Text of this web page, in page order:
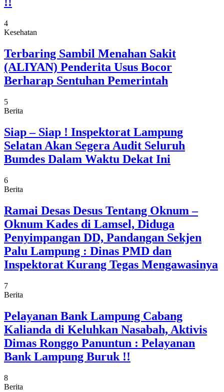
4
Kesehatan
Terbaring Sambil Menahan Sakit
(ALIYAN) Penderita Usus Bocor
Berharap Sentuhan Pemerintah
5
Berita
Siap – Siap ! Inspektorat Lampung
Selatan Akan Segera Audit Seluruh
Bumdes Dalam Waktu Dekat Ini
6
Berita
Ramai Desas Desus Tentang Oknum –
Oknum Kades di Lamsel, Diduga
Penyimpangan DD, Pandangan Sekjen
Palu Lampung : Dinas PMD dan
Inspektorat Kurang Tegas Mengawasinya
7
Berita
Pelayanan Bank Lampung Cabang
Kalianda di Keluhkan Nasabah, Aktivis
Dimas Ronggo Panuntun : Pelayanan
Bank Lampung Buruk !!
8
Berita